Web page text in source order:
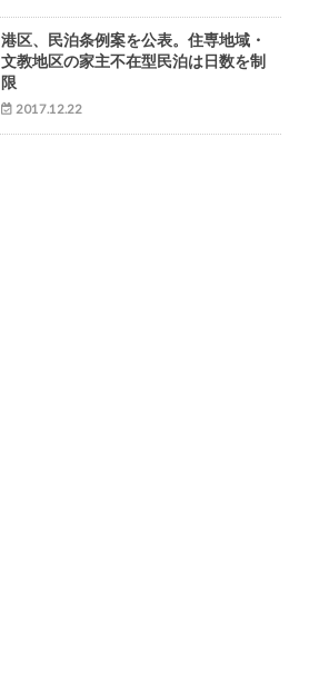
港区、民泊条例案を公表。住専地域・
文教地区の家主不在型民泊は日数を制
限
2017.12.22